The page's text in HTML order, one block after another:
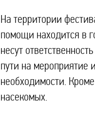
На территории
помощи находится в
несут
пути на мероприятие
необходимости.
насекомых.